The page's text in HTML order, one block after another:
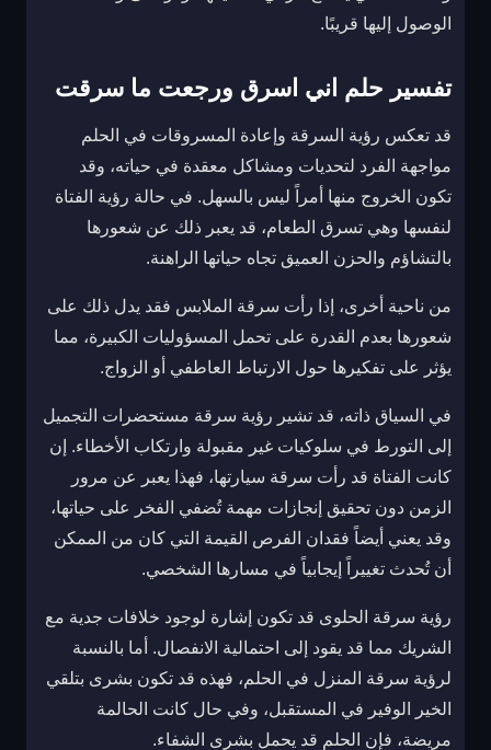
الوصول إليها قريبًا.
تفسير حلم اني اسرق ورجعت ما سرقت
قد تعكس رؤية السرقة وإعادة المسروقات في الحلم
مواجهة الفرد لتحديات ومشاكل معقدة في حياته، وقد
تكون الخروج منها أمراً ليس بالسهل. في حالة رؤية الفتاة
لنفسها وهي تسرق الطعام، قد يعبر ذلك عن شعورها
بالتشاؤم والحزن العميق تجاه حياتها الراهنة.
من ناحية أخرى، إذا رأت سرقة الملابس فقد يدل ذلك على
شعورها بعدم القدرة على تحمل المسؤوليات الكبيرة، مما
يؤثر على تفكيرها حول الارتباط العاطفي أو الزواج.
في السياق ذاته، قد تشير رؤية سرقة مستحضرات التجميل
إلى التورط في سلوكيات غير مقبولة وارتكاب الأخطاء. إن
كانت الفتاة قد رأت سرقة سيارتها، فهذا يعبر عن مرور
الزمن دون تحقيق إنجازات مهمة تُضفي الفخر على حياتها،
وقد يعني أيضاً فقدان الفرص القيمة التي كان من الممكن
أن تُحدث تغييراً إيجابياً في مسارها الشخصي.
رؤية سرقة الحلوى قد تكون إشارة لوجود خلافات جدية مع
الشريك مما قد يقود إلى احتمالية الانفصال. أما بالنسبة
لرؤية سرقة المنزل في الحلم، فهذه قد تكون بشرى بتلقي
الخير الوفير في المستقبل، وفي حال كانت الحالمة
مريضة، فإن الحلم قد يحمل بشرى الشفاء.